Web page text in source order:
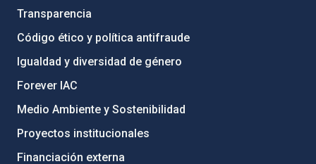
Transparencia
Código ético y política antifraude
Igualdad y diversidad de género
Forever IAC
Medio Ambiente y Sostenibilidad
Proyectos institucionales
Financiación externa